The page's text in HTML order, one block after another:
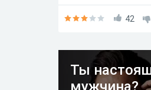
42
Ты
мужчина?